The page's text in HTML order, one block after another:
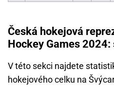
Česká hokejová
Hockey Games
V této sekci najdete
hokejového celku na